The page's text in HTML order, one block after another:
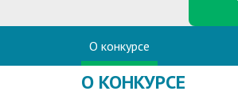
О конкурсе
О КОНКУРСЕ